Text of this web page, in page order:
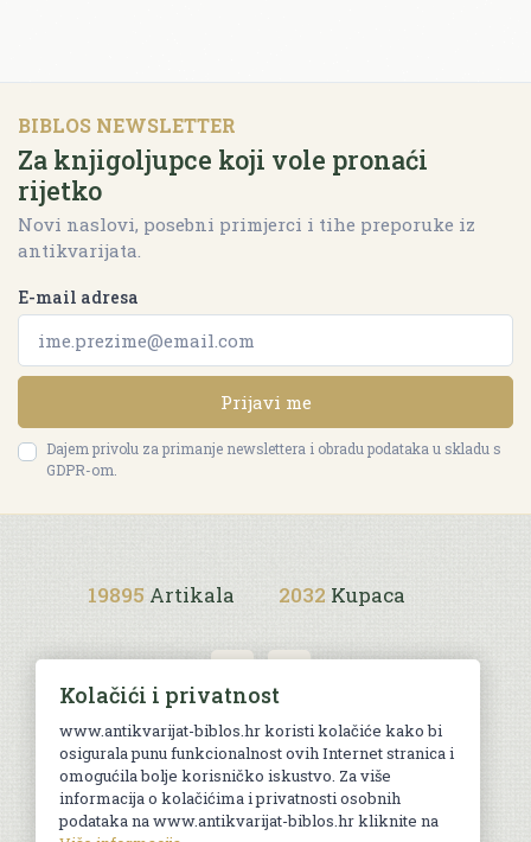
BIBLOS NEWSLETTER
Za knjigoljupce koji vole pronaći
rijetko
Novi naslovi, posebni primjerci i tihe preporuke iz
antikvarijata.
E-mail adresa
Prijavi me
Dajem privolu za primanje newslettera i obradu podataka u skladu s
GDPR-om.
19895 Artikala 2032 Kupaca
Uvjeti kupnje
Kolačići i privatnost
www.antikvarijat-biblos.hr koristi kolačiće kako bi
osigurala punu funkcionalnost ovih Internet stranica i
omogućila bolje korisničko iskustvo. Za više
informacija o kolačićima i privatnosti osobnih
podataka na www.antikvarijat-biblos.hr kliknite na